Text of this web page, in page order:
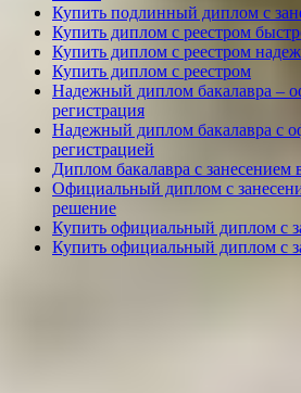
Купить подлинный диплом с
Купить диплом с реестром
Купить диплом с реестром
Купить диплом с реестром
Надежный диплом бакалавра –
регистрация
Надежный диплом бакалавра с
регистрацией
Диплом бакалавра с занесением
Официальный диплом с
решение
Купить официальный диплом с
Купить официальный диплом с